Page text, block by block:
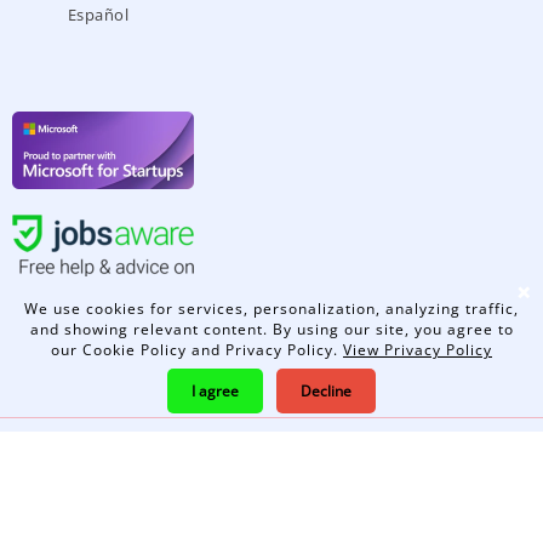
We use cookies for services, personalization, analyzing traffic,
and showing relevant content. By using our site, you agree to
our Cookie Policy and Privacy Policy. View Privacy Policy
I agree Decline
Español